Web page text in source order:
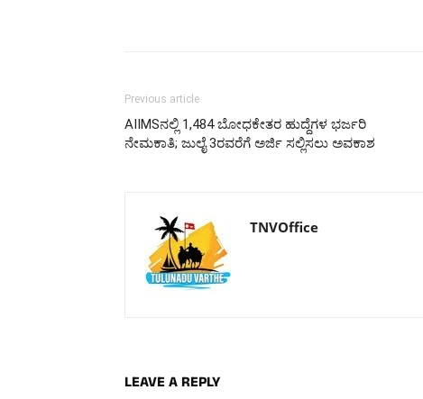
Previous article
AIIMSನಲ್ಲಿ 1,484 ಬೋಧಕೇತರ ಹುದ್ದೆಗಳ ಭರ್ಜರಿ
ನೇಮಕಾತಿ; ಜುಲೈ 3ರವರೆಗೆ ಅರ್ಜಿ ಸಲ್ಲಿಸಲು ಅವಕಾಶ
TNVOffice
LEAVE A REPLY